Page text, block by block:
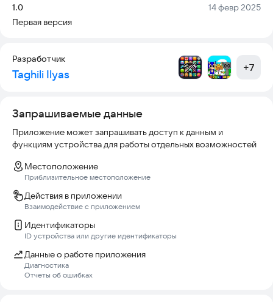
Версия:
1.0 Дата:
14 февр 2025
Первая версия
Разработчик
Taghili Ilyas +7
Запрашиваемые данные
Приложение может запрашивать доступ к данным и
функциям устройства для работы отдельных возможностей
Местоположение
Приблизительное местоположение
Действия в приложении
Взаимодействие с приложением
Идентификаторы
ID устройства или другие идентификаторы
Данные о работе приложения
Диагностика
Отчеты об ошибках